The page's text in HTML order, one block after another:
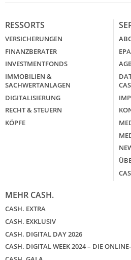
RESSORTS
VERSICHERUNGEN
FINANZBERATER
INVESTMENTFONDS
IMMOBILIEN &
SACHWERTANLAGEN
DIGITALISIERUNG
RECHT & STEUERN
KÖPFE
MEHR CASH.
CASH. EXTRA
CASH. EXKLUSIV
CASH. DIGITAL DAY 2026
CASH. DIGITAL WEEK 2024 – DIE